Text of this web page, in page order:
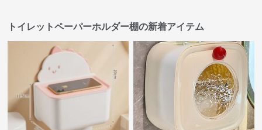
トイレットペーパーホルダー棚の新着アイテム